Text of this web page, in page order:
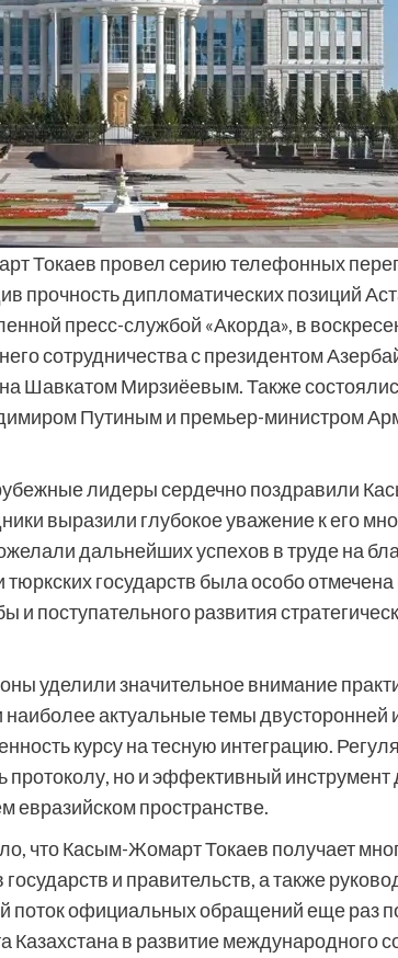
Токаев провел серию телефонных
прочность дипломатических позиций
пресс-службой «Акорда», в
сотрудничества с президентом
Шавкатом Мирзиёевым. Также
Путиным и премьер-министром
лидеры сердечно поздравили
выразили глубокое уважение к его
дальнейших успехов в труде на
тюркских государств была особо
поступательного развития
уделили значительное внимание
актуальные темы двусторонней
курсу на тесную интеграцию.
протоколу, но и эффективный инструмент
евразийском пространстве.
что Касым-Жомарт Токаев получает
и правительств, а также
поток официальных обращений еще раз
в развитие международного